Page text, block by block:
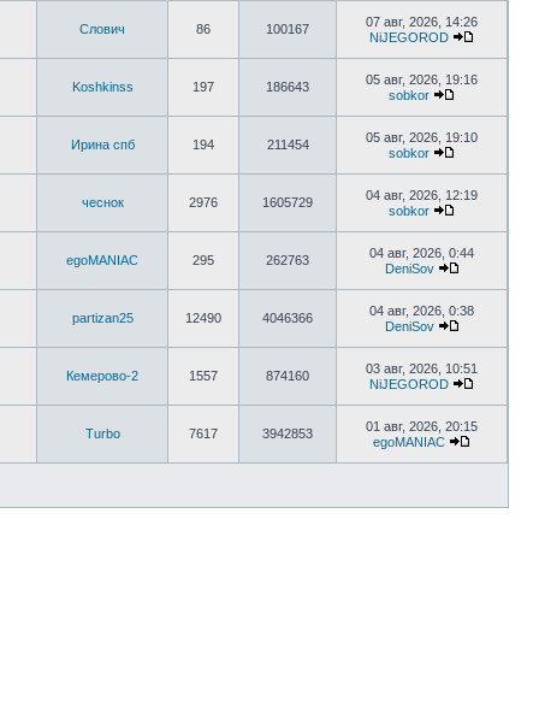
Слович 86 100167
07 авг, 2026, 14:26
NiJEGOROD
Koshkinss 197 186643
05 авг, 2026, 19:16
sobkor
Ирина спб 194 211454
05 авг, 2026, 19:10
sobkor
чеснок 2976 1605729
04 авг, 2026, 12:19
sobkor
egoMANIAC 295 262763
04 авг, 2026, 0:44
DeniSov
partizan25 12490 4046366
04 авг, 2026, 0:38
DeniSov
Кемерово-2 1557 874160
03 авг, 2026, 10:51
NiJEGOROD
Turbo 7617 3942853
01 авг, 2026, 20:15
egoMANIAC